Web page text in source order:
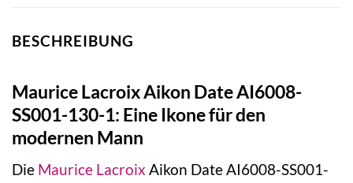
BESCHREIBUNG
Maurice Lacroix Aikon Date AI6008-
SS001-130-1: Eine Ikone für den
modernen Mann
Die Maurice Lacroix Aikon Date AI6008-SS001-